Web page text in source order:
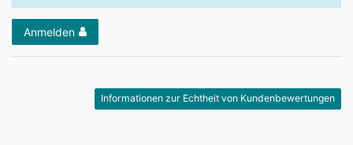
Anmelden
Informationen zur Echtheit von Kundenbewertungen